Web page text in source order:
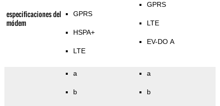
especificaciones del
módem
GPRS
HSPA+
LTE
GPRS
LTE
EV-DO A
a
b
a
b